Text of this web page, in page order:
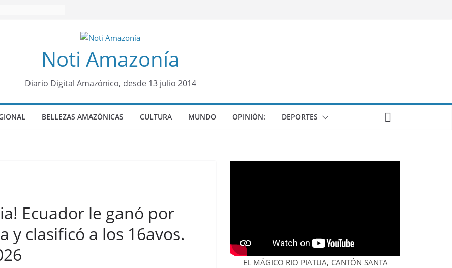
Noti Amazonía
Diario Digital Amazónico, desde 13 julio 2014
BELLEZAS AMAZÓNICAS CULTURA MUNDO OPINIÓN: DEPORTES
Ecuador le ganó por
y clasificó a los 16avos.
EL MÁGICO RIO PIATUA, CANTÓN SANTA